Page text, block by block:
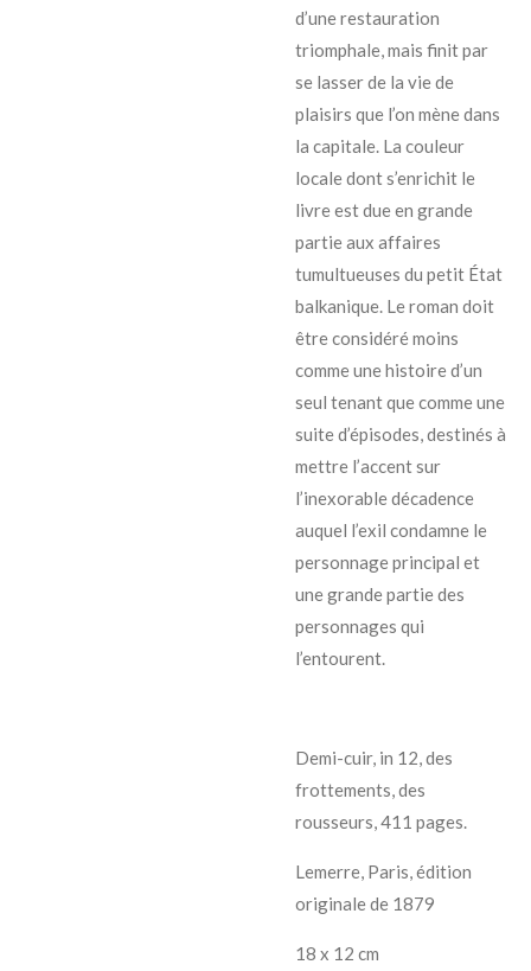
d’une restauration
triomphale, mais finit par
se lasser de la vie de
plaisirs que l’on mène dans
la capitale. La couleur
locale dont s’enrichit le
livre est due en grande
partie aux affaires
tumultueuses du petit État
balkanique. Le roman doit
être considéré moins
comme une histoire d’un
seul tenant que comme une
suite d’épisodes, destinés à
mettre l’accent sur
l’inexorable décadence
auquel l’exil condamne le
personnage principal et
une grande partie des
personnages qui
l’entourent.
Demi-cuir, in 12, des
frottements, des
rousseurs, 411 pages.
Lemerre, Paris, édition
originale de 1879
18 x 12 cm